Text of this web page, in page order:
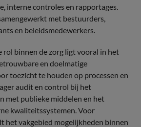
interne controles en rapportages.
met bestuurders,
en beleidsmedewerkers.
rol binnen de zorg ligt vooral in het
en doelmatige
toezicht te houden op processen en
audit en control bij het
met publieke middelen en het
kwaliteitssystemen. Voor
het vakgebied mogelijkheden binnen